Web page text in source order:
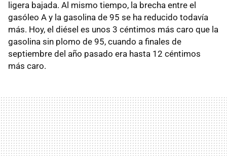
ligera bajada. Al mismo tiempo, la brecha entre el
gasóleo A y la gasolina de 95 se ha reducido todavía
más. Hoy, el diésel es unos 3 céntimos más caro que la
gasolina sin plomo de 95, cuando a finales de
septiembre del año pasado era hasta 12 céntimos
más caro.